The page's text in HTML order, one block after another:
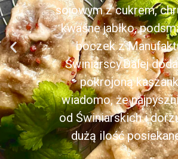
sojowym z cukrem,
kwaśne jabłko,
boczek z
Świniarscy.Dalej
pokrojoną
wiadomo, że
od Świniarskich i
dużą ilość